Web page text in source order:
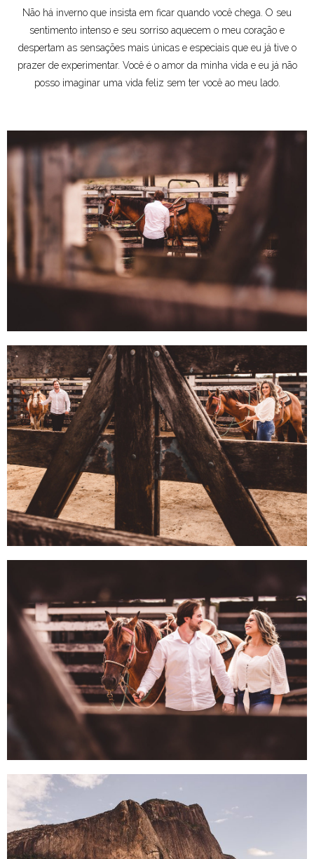
Não há inverno que insista em ficar quando você chega. O seu
sentimento intenso e seu sorriso aquecem o meu coração e
despertam as sensações mais únicas e especiais que eu já tive o
prazer de experimentar. Você é o amor da minha vida e eu já não
posso imaginar uma vida feliz sem ter você ao meu lado.